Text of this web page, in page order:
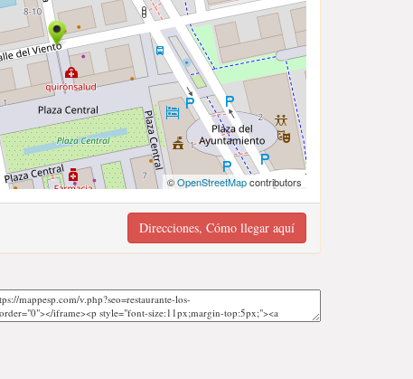
©OpenStreetMapcontributors
Direcciones, Cómo llegar aquí